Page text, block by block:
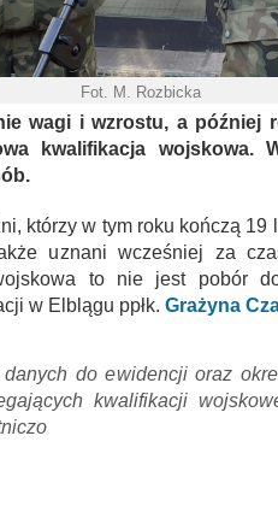
Fot. M. Rozbicka
wagi i wzrostu, a później
kwalifikacja wojskowa.
którzy w tym roku kończą 19
uznani wcześniej za
to nie jest pobór
w Elblągu ppłk. Grażyna
do ewidencji oraz
kwalifikacji